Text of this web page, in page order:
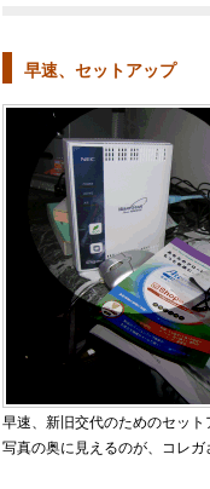
早速、セットアップ
早速、新旧交代のためのセット
写真の奥に見えるのが、コレガ